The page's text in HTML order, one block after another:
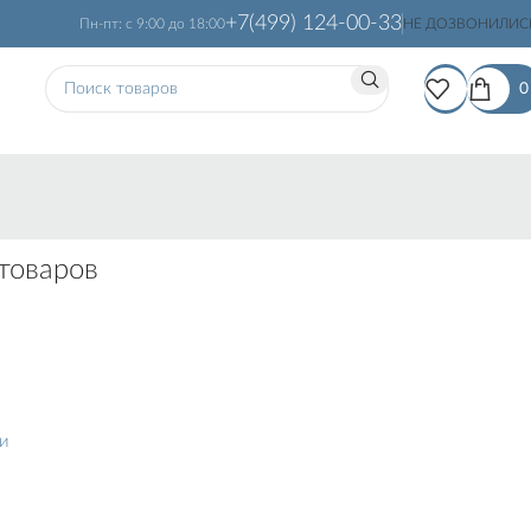
Пн-пт: с 9:00 до 18:00+7(499) 124-00-33НЕ